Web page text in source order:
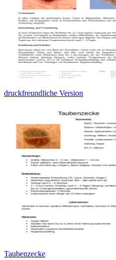
druckfreundliche Version
Taubenzecke